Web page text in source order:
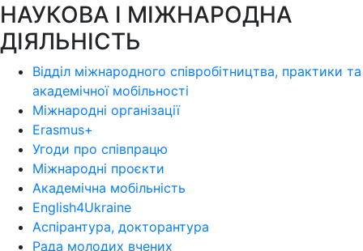
НАУКОВА І МІЖНАРОДНА
ДІЯЛЬНІСТЬ
Відділ міжнародного співробітництва, практики та
академічної мобільності
Міжнародні організації
Erasmus+
Угоди про співпрацю
Міжнародні проєкти
Академічна мобільність
English4Ukraine
Аспірантура, докторантура
Рада молодих вчених